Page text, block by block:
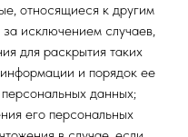
относящиеся к другим
исключением случаев,
для раскрытия таких
и порядок ее
данных;
его персональных